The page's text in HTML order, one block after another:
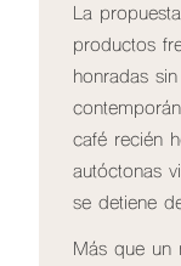
La
productos
honradas
café recién
autóctonas
se detiene
Más que un